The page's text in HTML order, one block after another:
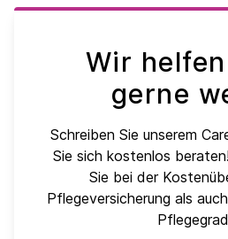
Wir
gerne
Schreiben Sie unserem
Sie sich kostenlos
Sie bei der
Pflegeversicherung als